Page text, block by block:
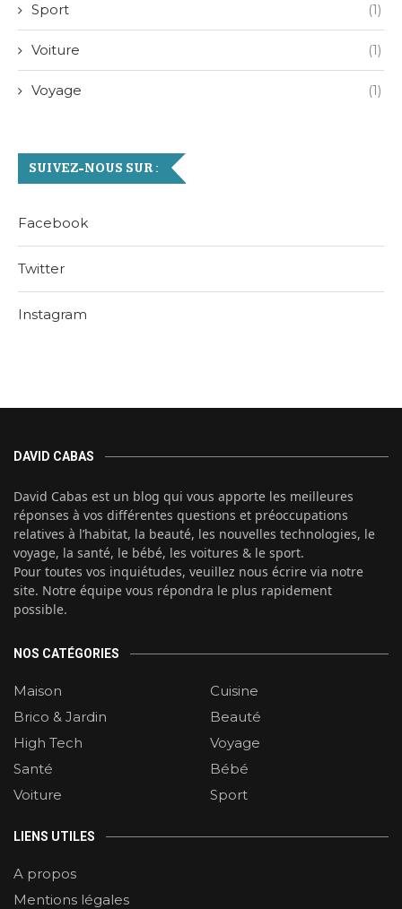
Sport (1)
Voiture (1)
Voyage (1)
SUIVEZ-NOUS SUR :
Facebook
Twitter
Instagram
DAVID CABAS
David Cabas est un blog qui vous apporte les meilleures
réponses à vos différentes questions et préoccupations
relatives à l’habitat, la beauté, les nouvelles technologies, le
voyage, la santé, le bébé, les voitures & le sport.
Pour toutes vos inquiétudes, veuillez nous écrire via notre
site. Notre équipe vous répondra le plus rapidement
possible.
NOS CATÉGORIES
Maison
Cuisine
Brico & Jardin
Beauté
High Tech
Voyage
Santé
Bébé
Voiture
Sport
LIENS UTILES
A propos
Mentions légales